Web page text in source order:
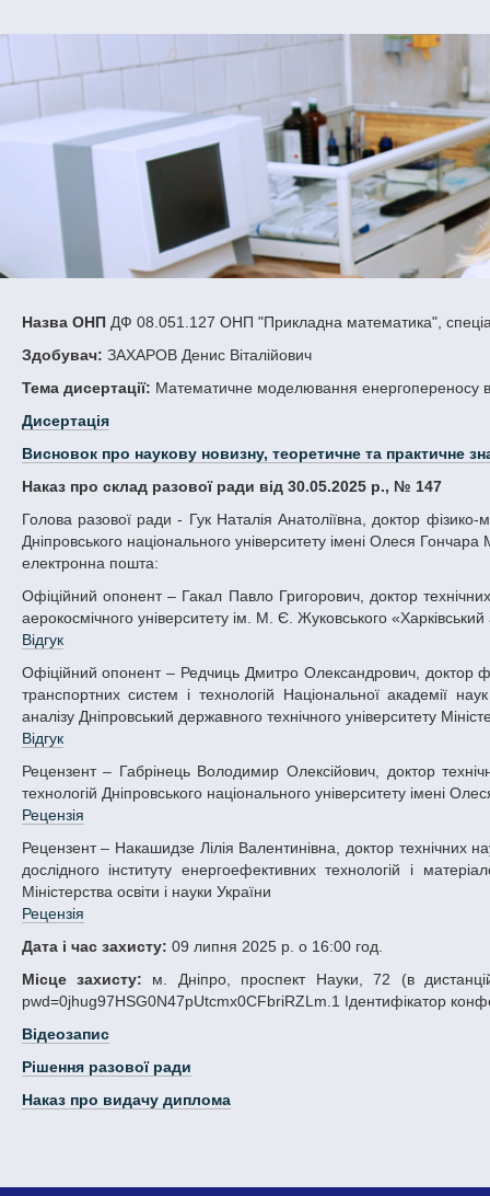
Назва ОНПДФ 08.051.127 ОНП "Прикладна математика",
Здобувач: ЗАХАРОВ Денис Віталійович
Тема дисертації: Математичне моделювання енергопереносу
Дисертація
Висновок про наукову новизну, теоретичне та практичне
Наказ про склад разової ради від 30.05.2025 р., № 147
Голова разової ради - Гук Наталія Анатоліївна, доктор фізико-математичних наук, професор, в.о. проректора з науково-педагогічної роботи
Дніпровського національного університету імені Олеся Гончара
електронна пошта:
Офіційний опонент – Гакал Павло Григорович, доктор технічних наук, доцент, завідувач кафедри аерокосмічної теплотехніки Національного
аерокосмічного університету ім. М. Є. Жуковського «Харківський
Відгук
Офіційний опонент – Редчиць Дмитро Олександрович, доктор фізико-математичних наук, старший науковий співробітник, директор Інституту
транспортних систем і технологій Національної академії
аналізу Дніпровський державного технічного університету
Відгук
Рецензент – Габрінець Володимир Олексійович, доктор технічних наук, професор, професор кафедри ракетно-космічних та інноваційних
технологій Дніпровського національного університету імені
Рецензія
Рецензент – Накашидзе Лілія Валентинівна, доктор технічних наук, старший науковий співробітник, провідний науковий співробітник науково-
дослідного інституту енергоефективних технологій і
Міністерства освіти і науки України
Рецензія
Дата і час захисту: 09 липня 2025 р. о 16:00 год.
Місце захисту: м. Дніпро, проспект Науки, 72 (в
pwd=0jhug97HSG0N47pUtcmx0CFbriRZLm.1 Ідентифікатор
Відеозапис
Рішення разової ради
Наказ про видачу диплома